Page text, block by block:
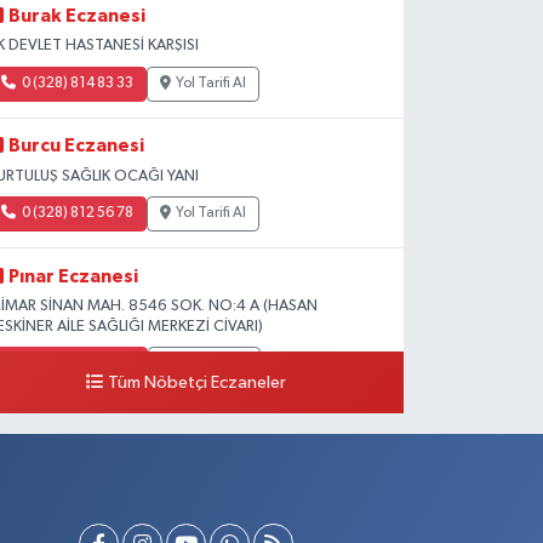
Burak Eczanesi
DEVLET HASTANESİ KARŞISI
0 (328) 814 83 33 Yol Tarifi Al
Burcu Eczanesi
SAĞLIK OCAĞI YANI
0 (328) 812 56 78 Yol Tarifi Al
Pınar Eczanesi
SİNAN MAH. 8546 SOK. NO:4 A (HASAN
AİLE SAĞLIĞI MERKEZİ CİVARI)
Tüm Nöbetçi Eczaneler